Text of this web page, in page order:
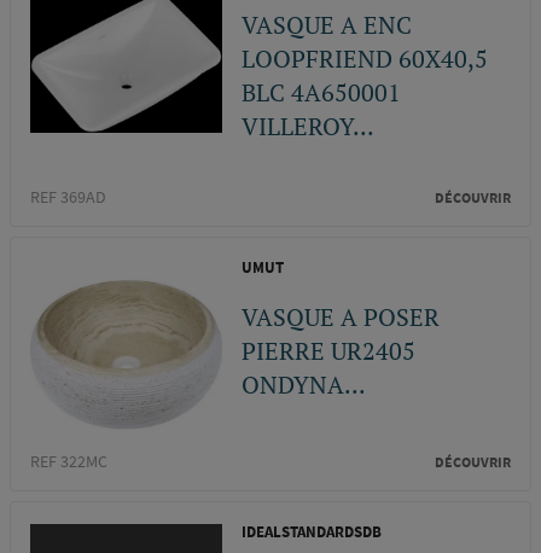
VASQUE A ENC
LOOPFRIEND 60X40,5
BLC 4A650001
VILLEROY...
REF 369AD DÉCOUVRIR
UMUT
VASQUE A POSER
PIERRE UR2405
ONDYNA...
REF 322MC DÉCOUVRIR
IDEALSTANDARDSDB